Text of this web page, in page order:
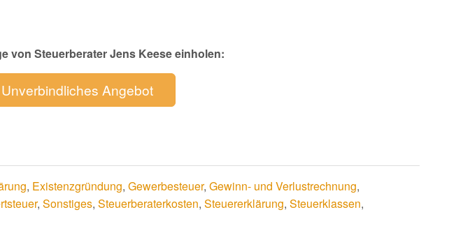
von Steuerberater Jens Keese einholen:
Unverbindliches Angebot
, Existenzgründung, Gewerbesteuer, Gewinn- und Verlustrechnung,
, Sonstiges, Steuerberaterkosten, Steuererklärung, Steuerklassen,